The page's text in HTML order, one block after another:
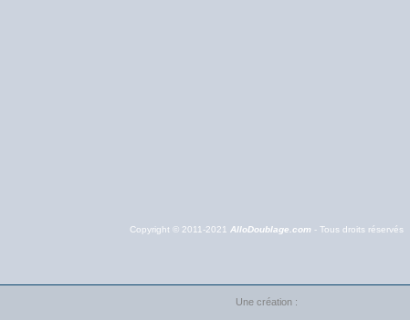
Copyright © 2011-2021 AlloDoublage.com - Tous droits réservés
Une création :